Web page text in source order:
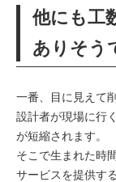
他にも工
ありそう
一番、目に見えて
設計者が現場に行
が短縮されます。
そこで生まれた時
サービスを提供す